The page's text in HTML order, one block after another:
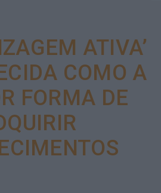
ATIVA’
COMO A
FORMA DE